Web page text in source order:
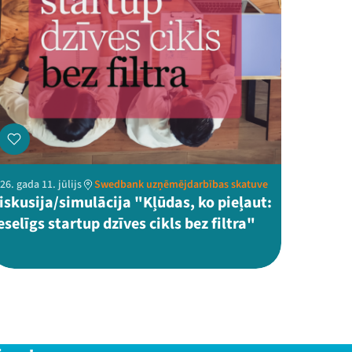
gada 11. jūlijs Swedbank uzņēmējdarbības skatuve
simulācija "Kļūdas, ko pieļaut:
startup dzīves cikls bez filtra"